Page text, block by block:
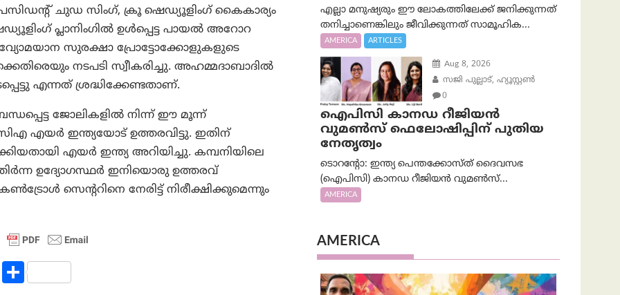
ചുഡ സിംഗ്, ക്രൂ ഷെഡ്യൂളിംഗ് കൈകാര്യം
പ്ലാനിംഗിൽ ഉൾപ്പെട്ട പായൽ അറോറ
വ്യോമയാന സുരക്ഷാ പ്രോട്ടോക്കോളുകളുടെ
നടപടി സ്വീകരിച്ചു. അഹമ്മദാബാദിൽ
എന്നത് ശ്രദ്ധിക്കേണ്ടതാണ്.
ജോലികളിൽ നിന്ന് ഈ മൂന്ന്
എയർ ഇന്ത്യയോട് ഉത്തരവിട്ടു. ഇതിന്
എയർ ഇന്ത്യ അറിയിച്ചു. കമ്പനിയിലെ
ഉദ്യോഗസ്ഥർ ഇനിയൊരു ഉത്തരവ്
സെന്ററിനെ നേരിട്ട് നിരീക്ഷിക്കുമെന്നും
R S
എല്ലാ മനുഷ്യരും ഈ ലോകത്തിലേക്ക് ജനിക്കുന്നത്
തനിച്ചാണെങ്കിലും ജീവിക്കുന്നത് സാമൂഹിക...
AMERICA ARTICLES
Aug 8, 2026
സജി പുല്ലാട്, ഹ്യൂസ്റ്റൺ
0
ഐപിസി കാനഡ റീജിയൻ
വുമൺസ് ഫെലോഷിപ്പിന് പുതിയ
നേതൃത്വം
ടൊറന്റോ: ഇന്ത്യ പെന്തക്കോസ്ത് ദൈവസഭ
(ഐപിസി) കാനഡ റീജിയൻ വുമൺസ്...
AMERICA
AMERICA